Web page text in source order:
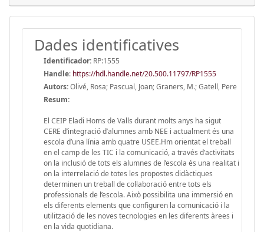
Dades identificatives
Identificador: RP:1555
Handle: https://hdl.handle.net/20.500.11797/RP1555
Autors:Olivé, Rosa; Pascual, Joan; Graners, M.; Gatell, Pere
Resum:
El CEIP Eladi Homs de Valls durant molts anys ha sigut
CERE d’integració d’alumnes amb NEE i actualment és una
escola d’una línia amb quatre USEE.Hm orientat el treball
en el camp de les TIC i la comunicació, a través d’activitats
on la inclusió de tots els alumnes de l’escola és una realitat i
on la interrelació de totes les propostes didàctiques
determinen un treball de col·laboració entre tots els
professionals de l’escola. Això possibilita una immersió en
els diferents elements que configuren la comunicació i la
utilització de les noves tecnologies en les diferents àrees i
en la vida quotidiana.